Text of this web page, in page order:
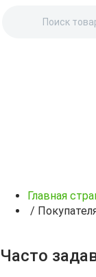
Главная
/
Часто